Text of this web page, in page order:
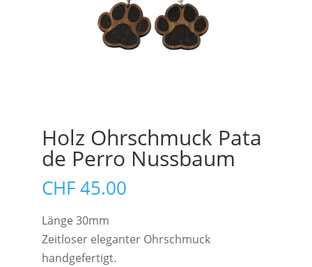
Holz Ohrschmuck Pata
de Perro Nussbaum
CHF45.00
Länge 30mm
Zeitloser eleganter Ohrschmuck
handgefertigt.